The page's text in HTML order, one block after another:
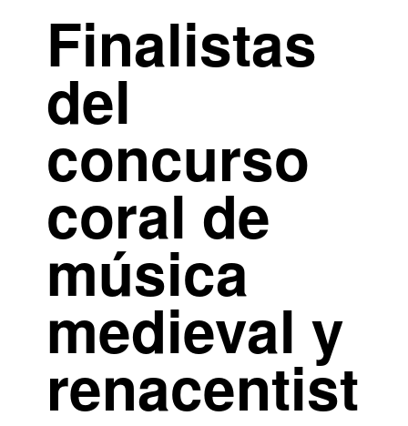
Finalistas
del
concurso
coral de
música
medieval y
renacentist